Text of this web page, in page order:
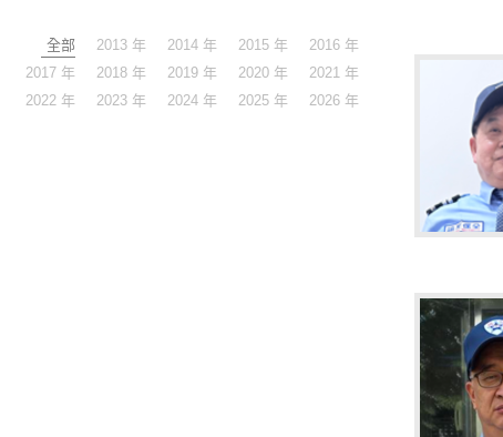
全部 2013 年 2014 年 2015 年
2016 年
2017 年
2018 年 2019 年 2020 年
2021 年
2022 年
2023 年 2024 年 2025 年 2026 年